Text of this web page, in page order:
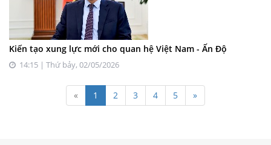
Kiến tạo xung lực mới cho quan hệ Việt Nam - Ấn Độ
14:15 | Thứ bảy, 02/05/2026
« 1 2 3 4 5 »